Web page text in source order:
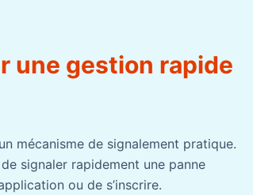
une gestion rapide
mécanisme de signalement pratique.
signaler rapidement une panne
ou de s’inscrire.